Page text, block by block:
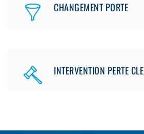
CHANGEMENT PORTE
INTERVENTION PERTE CLE